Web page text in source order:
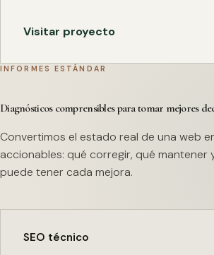
Visitar proyecto
INFORMES ESTÁNDAR
Diagnósticos comprensibles para tomar mejores
Convertimos el estado real de una web
accionables: qué corregir, qué mantener
puede tener cada mejora.
SEO técnico